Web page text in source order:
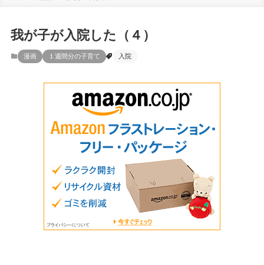
我が子が入院した（４）
漫画 １週間分の子育て 入院